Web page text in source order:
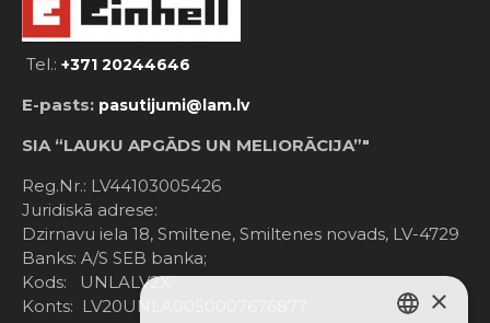
Tel.: +371 20244646
E-pasts: pasutijumi@lam.lv
SIA “LAUKU APGĀDS UN MELIORĀCIJA”"
Reg.Nr.: LV44103005426
Juridiskā adrese:
Dzirnavu iela 18, Smiltene, Smiltenes novads, LV-4729
Banks: A/S SEB banka;
Kods: UNLALV2X
Konts: LV20UNLA0050007676877
×